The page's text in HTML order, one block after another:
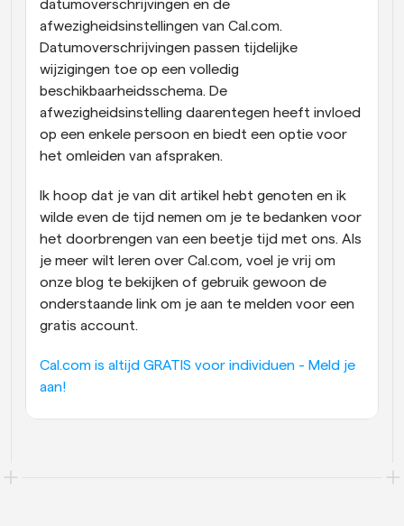
datumoverschrijvingen en de
afwezigheidsinstellingen van Cal.com.
Datumoverschrijvingen passen tijdelijke
wijzigingen toe op een volledig
beschikbaarheidsschema. De
afwezigheidsinstelling daarentegen heeft invloed
op een enkele persoon en biedt een optie voor
het omleiden van afspraken.
Ik hoop dat je van dit artikel hebt genoten en ik
wilde even de tijd nemen om je te bedanken voor
het doorbrengen van een beetje tijd met ons. Als
je meer wilt leren over Cal.com, voel je vrij om
onze blog te bekijken of gebruik gewoon de
onderstaande link om je aan te melden voor een
gratis account.
Cal.com is altijd GRATIS voor individuen - Meld je
aan!